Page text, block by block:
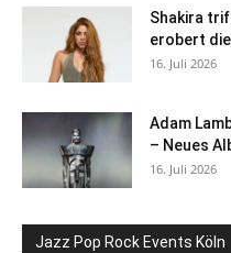
Shakira
erobert
16. Juli 2026
Adam
– Neues
16. Juli 2026
Jazz Pop Rock Events Köln